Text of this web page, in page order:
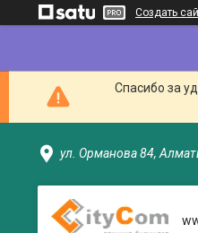
Создать
Спасибо за
ул. Орманова 84,